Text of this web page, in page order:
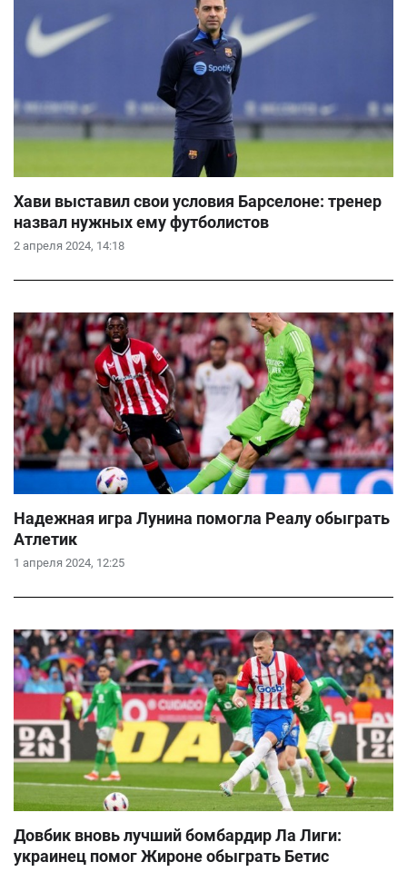
2 апреля 2024, 14:18
Хави выставил свои условия Барселоне: тренер
назвал нужных ему футболистов
1 апреля 2024, 12:25
Надежная игра Лунина помогла Реалу обыграть
Атлетик
Довбик вновь лучший бомбардир Ла Лиги:
украинец помог Жироне обыграть Бетис